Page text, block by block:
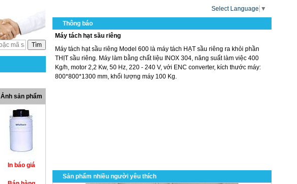
Ảnh sản phẩm
Select Language ▼
Thông báo
Máy tách hạt sầu riêng
Máy tách hạt sầu riêng Model 600 là máy tách HẠT sầu riêng ra khỏi phần
THỊT sầu riêng. Máy làm bằng chất liệu INOX 304, năng suất làm việc 400
Kg/h, motor 2,2 Kw, 50 Hz, 220 - 240 V, với ENC converter, kích thước máy:
800*800*1300 mm, khối lượng máy 100 Kg.
Sản phẩm nhiều người yêu thích